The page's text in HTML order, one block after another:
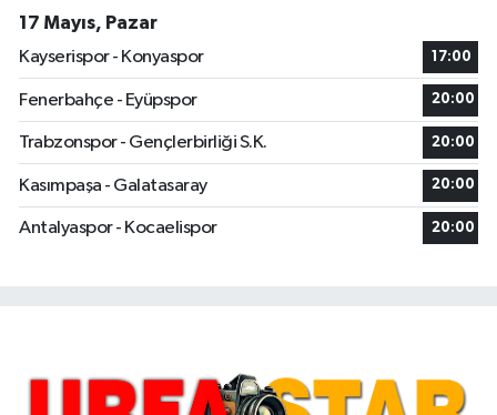
17 Mayıs, Pazar
Kayserispor - Konyaspor
17:00
Fenerbahçe - Eyüpspor 20:00
Trabzonspor - Gençlerbirliği S.K. 20:00
Kasımpaşa - Galatasaray 20:00
Antalyaspor - Kocaelispor 20:00